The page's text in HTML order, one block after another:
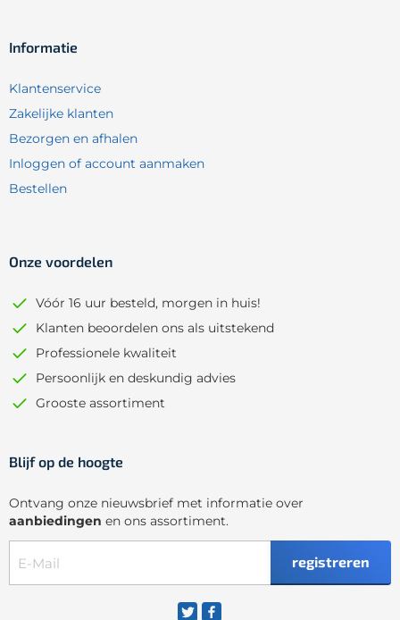
Informatie
Klantenservice
Zakelijke klanten
Bezorgen en afhalen
Inloggen of account aanmaken
Bestellen
Onze voordelen
Vóór 16 uur besteld, morgen in huis!
Klanten beoordelen ons als uitstekend
Professionele kwaliteit
Persoonlijk en deskundig advies
Grooste assortiment
Blijf op de hoogte
Ontvang onze nieuwsbrief met informatie over
aanbiedingen en ons assortiment.
registreren